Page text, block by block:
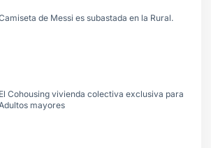
de Messi es subastada en la Rural.
El Cohousing vivienda colectiva exclusiva para
mayores